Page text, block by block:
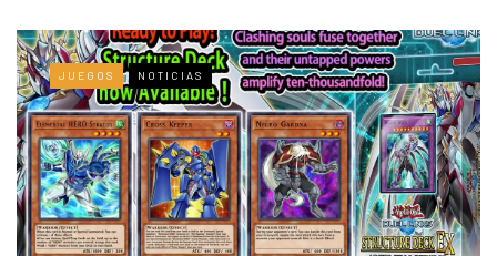
JUEGOS NOTICIAS